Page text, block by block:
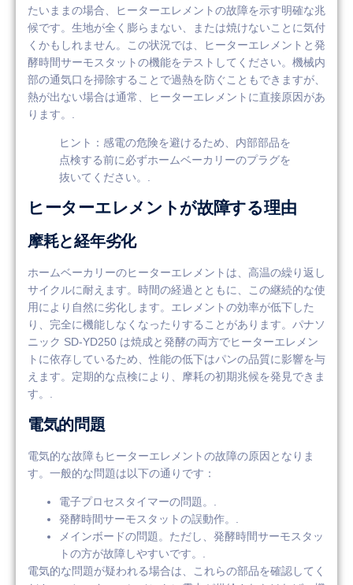
たいままの場合、ヒーターエレメントの故障を示す明確な兆
候です。生地が全く膨らまない、または焼けないことに気付
くかもしれません。この状況では、ヒーターエレメントと発
酵時間サーモスタットの機能をテストしてください。機械内
部の通気口を掃除することで過熱を防ぐこともできますが、
熱が出ない場合は通常、ヒーターエレメントに直接原因があ
ります。.
ヒント：感電の危険を避けるため、内部部品を
点検する前に必ずホームベーカリーのプラグを
抜いてください。.
ヒーターエレメントが故障する理由
摩耗と経年劣化
ホームベーカリーのヒーターエレメントは、高温の繰り返し
サイクルに耐えます。時間の経過とともに、この継続的な使
用により自然に劣化します。エレメントの効率が低下した
り、完全に機能しなくなったりすることがあります。パナソ
ニック SD-YD250 は焼成と発酵の両方でヒーターエレメン
トに依存しているため、性能の低下はパンの品質に影響を与
えます。定期的な点検により、摩耗の初期兆候を発見できま
す。.
電気的問題
電気的な故障もヒーターエレメントの故障の原因となりま
す。一般的な問題は以下の通りです：
電子プロセスタイマーの問題。.
発酵時間サーモスタットの誤動作。.
メインボードの問題。ただし、発酵時間サーモスタッ
トの方が故障しやすいです。.
電気的な問題が疑われる場合は、これらの部品を確認してく